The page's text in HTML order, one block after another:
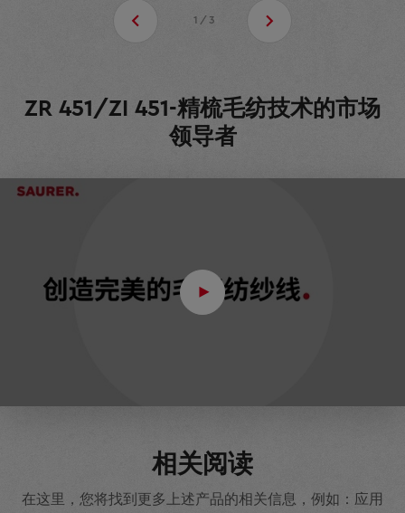
1/3
ZR 451/ZI 451-精梳毛纺技术的市场
领导者
相关阅读
在这里，您将找到更多上述产品的相关信息，例如：应用